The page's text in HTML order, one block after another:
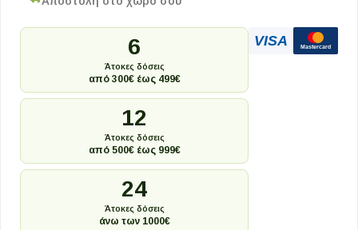
6
Άτοκες δόσεις
από 300€ έως 499€
12
Άτοκες δόσεις
από 500€ έως 999€
24
Άτοκες δόσεις
άνω των 1000€
VISA Mastercard